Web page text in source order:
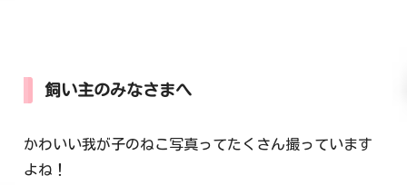
飼い主のみなさまへ
かわいい我が子のねこ写真ってたくさん撮っています
よね！